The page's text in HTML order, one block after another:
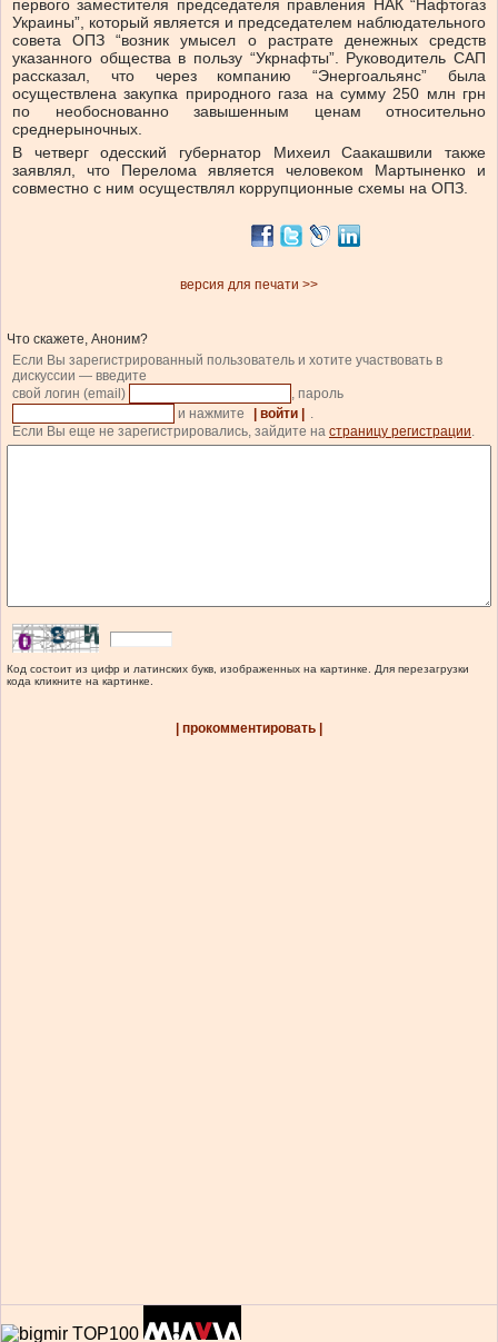
первого заместителя председателя правления НАК “Нафтогаз
Украины”, который является и председателем наблюдательного
совета ОПЗ “возник умысел о растрате денежных средств
указанного общества в пользу “Укрнафты”. Руководитель САП
рассказал, что через компанию “Энергоальянс” была
осуществлена закупка природного газа на сумму 250 млн грн
по необоснованно завышенным ценам относительно
среднерыночных.
В четверг одесский губернатор Михеил Саакашвили также
заявлял, что Перелома является человеком Мартыненко и
совместно с ним осуществлял коррупционные схемы на ОПЗ.
версия для печати >>
Что скажете, Аноним?
Если Вы зарегистрированный пользователь и хотите участвовать в
дискуссии — введите
свой логин (email)
, пароль
и нажмите
| войти |
.
Если Вы еще не зарегистрировались, зайдите на страницу регистрации.
Код состоит из цифр и латинских букв, изображенных на картинке. Для перезагрузки
кода кликните на картинке.
| прокомментировать |